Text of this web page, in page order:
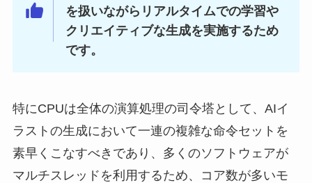
を扱いながらリアルタイムでの学習や
クリエイティブな生成を実施するため
です。
特にCPUは全体の演算処理の司令塔として、AIイ
ラストの生成において一連の複雑な命令セットを
素早くこなすべきであり、多くのソフトウェアが
マルチスレッドを利用するため、コア数が多いモ